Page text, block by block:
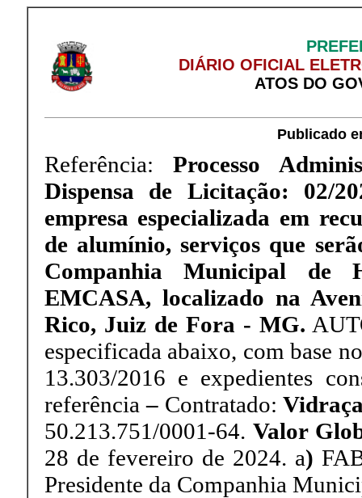
DIÁRIO OFICIAL
ATOS DO
Publicado
Referência:Processo
Dispensa de Licitação: 02/
empresa especializada em
de alumínio, serviços que
Companhia Municipal de
EMCASA, localizado na
Rico, Juiz de Fora - MG.
especificada abaixo, com base
13.303/2016 e expedientes
referência– Contratado:
50.213.751/0001-64. Valor
28 de fevereiro de 2024. a)
Presidente da Companhia